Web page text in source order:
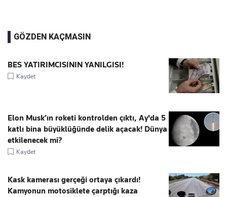
GÖZDEN KAÇMASIN
BES YATIRIMCISININ YANILGISI!
Kaydet
Elon Musk’ın roketi kontrolden çıktı, Ay'da 5
katlı bina büyüklüğünde delik açacak! Dünya
etkilenecek mi?
Kaydet
Kask kamerası gerçeği ortaya çıkardı!
Kamyonun motosiklete çarptığı kaza